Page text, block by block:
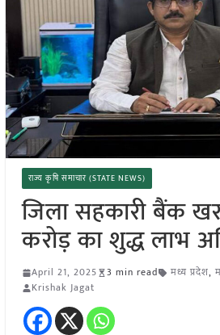
राज्य कृषि समाचार (STATE NEWS)
जिला सहकारी बैंक
करोड़ का शुद्ध लाभ
April 21, 2025 3 min read मध्य प्रदेश,
Krishak Jagat